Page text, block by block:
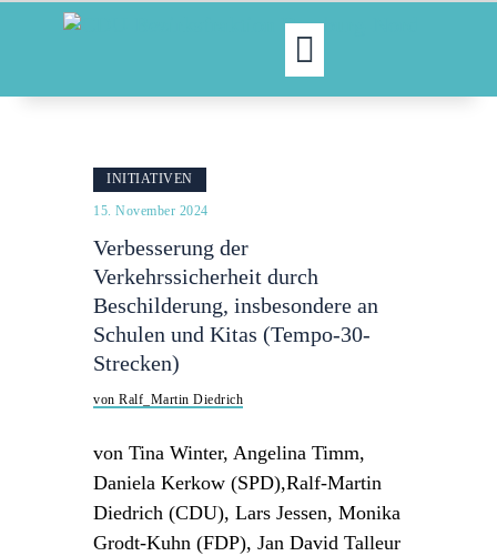
ABGEORDNETE
AKTUELLES
THEMEN
AUSSCHÜSSE
KONTAKT
PRESSE
INITIATIVEN
15. November 2024
Verbesserung der
Verkehrssicherheit durch
Beschilderung, insbesondere an
Schulen und Kitas (Tempo-30-
Strecken)
von Ralf_Martin Diedrich
von Tina Winter, Angelina Timm,
Daniela Kerkow (SPD),Ralf-Martin
Diedrich (CDU), Lars Jessen, Monika
Grodt-Kuhn (FDP), Jan David Talleur